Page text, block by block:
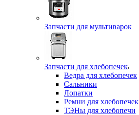
Запчасти для мультиварок
Запчасти для хлебопечек
Ведра для хлебопечек
Сальники
Лопатки
Ремни для хлебопечек
ТЭНы для хлебопечи